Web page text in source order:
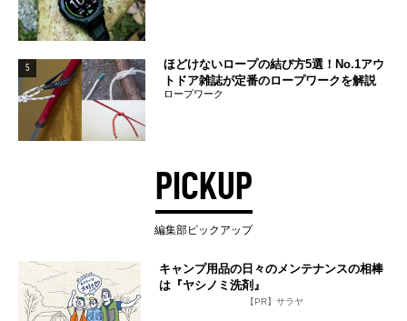
5
ほどけないロープの結び方5選！No.1アウ
トドア雑誌が定番のロープワークを解説
ロープワーク
PICKUP
編集部ピックアップ
キャンプ用品の日々のメンテナンスの相棒
は『ヤシノミ洗剤』
【PR】サラヤ